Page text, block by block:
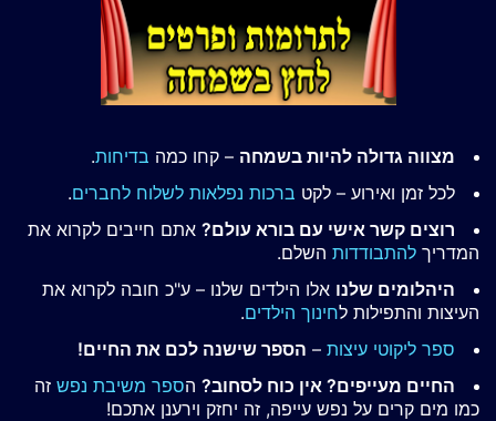
מצווה גדולה להיות בשמחה – קחו כמה בדיחות.
לכל זמן ואירוע – לקט ברכות נפלאות לשלוח לחברים.
רוצים קשר אישי עם בורא עולם? אתם חייבים לקרוא את
המדריך להתבודדות השלם.
היהלומים שלנו אלו הילדים שלנו – ע"כ חובה לקרוא את
העיצות והתפילות לחינוך הילדים.
ספר ליקוטי עיצות – הספר שישנה לכם את החיים!
החיים מעייפים? אין כוח לסחוב? הספר משיבת נפש זה
כמו מים קרים על נפש עייפה, זה יחזק וירענן אתכם!